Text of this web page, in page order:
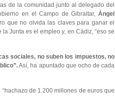
de la comunidad junto al delegado del
en el Campo de Gibraltar,Ángel
que no olvida las claves para ganar el
Junta es el empleo y, en Cádiz, “eso se
sociales, no suben los impuestos, no
Así, ha apuntado que ocho de cada
de 1.200 millones de euros que